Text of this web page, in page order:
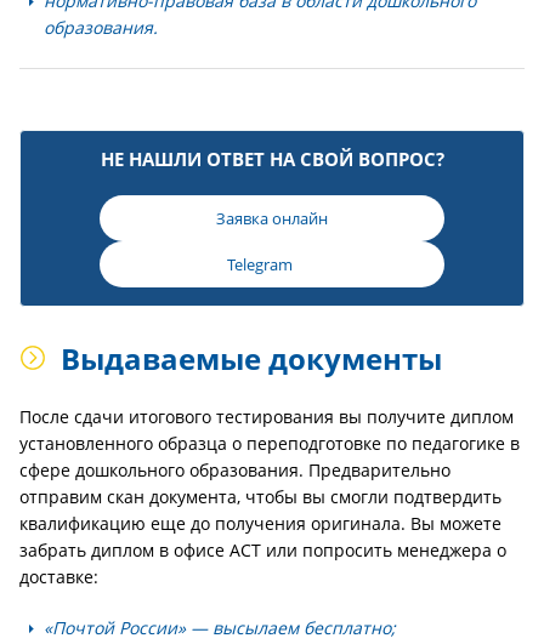
образования.
НЕ НАШЛИ ОТВЕТ НА СВОЙ ВОПРОС?
Заявка онлайн
Telegram
Выдаваемые документы
После сдачи итогового тестирования вы получите диплом
установленного образца о переподготовке по педагогике в
сфере дошкольного образования. Предварительно
отправим скан документа, чтобы вы смогли подтвердить
квалификацию еще до получения оригинала. Вы можете
забрать диплом в офисе АСТ или попросить менеджера о
доставке:
«Почтой России» — высылаем бесплатно;